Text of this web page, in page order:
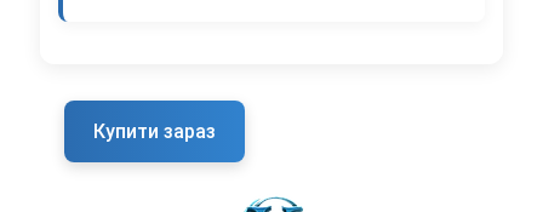
Купити зараз